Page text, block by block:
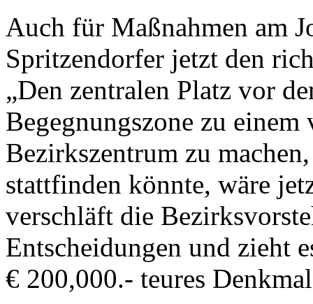
Auch für Maßnahmen am
Spritzendorfer jetzt den
„Den zentralen Platz vor
Begegnungszone zu
Bezirkszentrum zu
stattfinden könnte, wäre
verschläft die
Entscheidungen und zieht
€ 200,000.- teures